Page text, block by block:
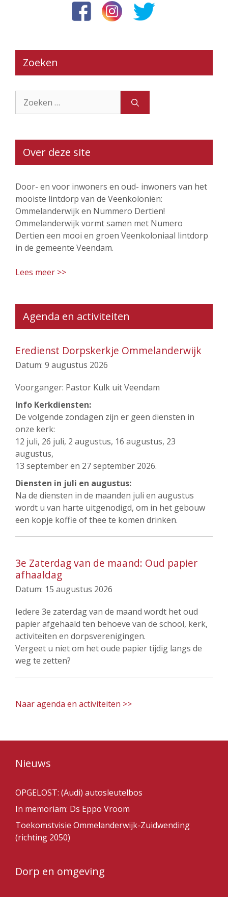
Zoeken
naar:
Over deze site
Door- en voor inwoners en oud- inwoners van het
mooiste lintdorp van de Veenkoloniën:
Ommelanderwijk en Nummero Dertien!
Ommelanderwijk vormt samen met Numero
Dertien een mooi en groen Veenkoloniaal lintdorp
in de gemeente Veendam.
Lees meer >>
Agenda en activiteiten
Eredienst Dorpskerkje Ommelanderwijk
Datum: 9 augustus 2026
Voorganger: Pastor Kulk uit Veendam
Info Kerkdiensten:
De volgende zondagen zijn er geen diensten in
onze kerk:
12 juli, 26 juli, 2 augustus, 16 augustus, 23
augustus,
13 september en 27 september 2026.
Diensten in juli en augustus:
Na de diensten in de maanden juli en augustus
wordt u van harte uitgenodigd, om in het gebouw
een kopje koffie of thee te komen drinken.
3e Zaterdag van de maand: Oud papier
afhaaldag
Datum: 15 augustus 2026
Iedere 3e zaterdag van de maand wordt het oud
papier afgehaald ten behoeve van de school, kerk,
activiteiten en dorpsverenigingen.
Vergeet u niet om het oude papier tijdig langs de
weg te zetten?
Naar agenda en activiteiten >>
Nieuws
OPGELOST: (Audi) autosleutelbos
In memoriam: Ds Eppo Vroom
Toekomstvisie Ommelanderwijk-Zuidwending
(richting 2050)
Dorp en omgeving